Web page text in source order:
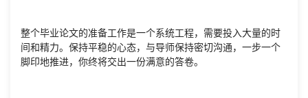
整个毕业论文的准备工作是一个系统工程，需要投入大量的时
间和精力。保持平稳的心态，与导师保持密切沟通，一步一个
脚印地推进，你终将交出一份满意的答卷。